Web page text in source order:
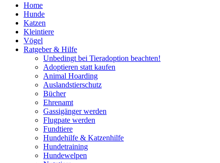
Home
Hunde
Katzen
Kleintiere
Vögel
Ratgeber & Hilfe
Unbedingt bei Tieradoption beachten!
Adoptieren statt kaufen
Animal Hoarding
Auslandstierschutz
Bücher
Ehrenamt
Gassigänger werden
Flugpate werden
Fundtiere
Hundehilfe & Katzenhilfe
Hundetraining
Hundewelpen